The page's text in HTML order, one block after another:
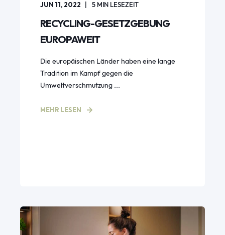
JUN 11, 2022 5 MIN LESEZEIT
RECYCLING-GESETZGEBUNG
EUROPAWEIT
Die europäischen Länder haben eine lange
Tradition im Kampf gegen die
Umweltverschmutzung ...
MEHR LESEN